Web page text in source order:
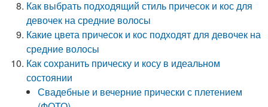
Как выбрать подходящий стиль причесок и кос для
девочек на средние волосы
Какие цвета причесок и кос подходят для девочек на
средние волосы
Как сохранить прическу и косу в идеальном
состоянии
Свадебные и вечерние прически с плетением